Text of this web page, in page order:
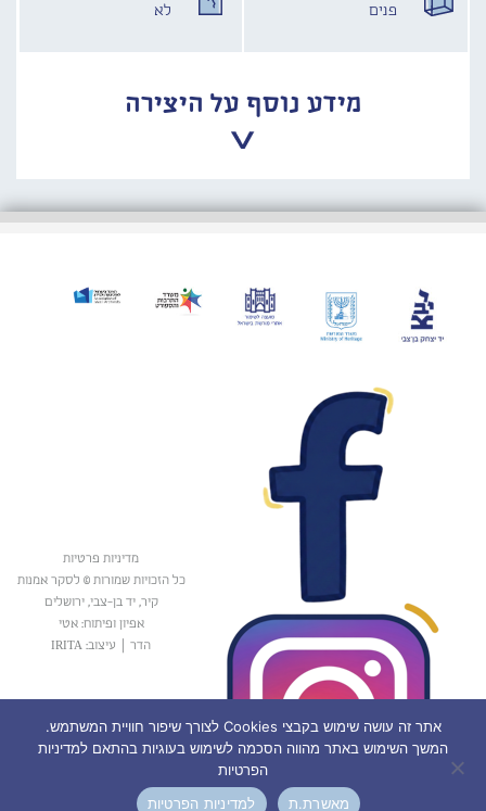
פנים
לא
מידע נוסף על היצירה
מדיניות פרטיות
כל הזכויות שמורות © לסקר אמנות
קיר, יד בן-צבי, ירושלים
אפיון ופיתוח: אטי
הדר
עיצוב: IRITA
אתר זה עושה שימוש בקבצי Cookies לצורך שיפור חוויית המשתמש.
המשך השימוש באתר מהווה הסכמה לשימוש בעוגיות בהתאם למדיניות
הפרטיות
מאשרת.ת
למדיניות הפרטיות